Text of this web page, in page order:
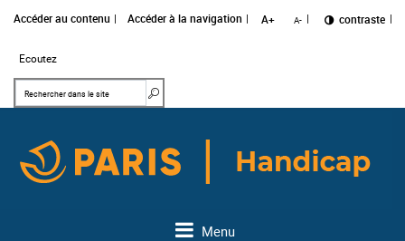
Accéder au contenu Accéder à la navigation A+ A- Changer le
contraste
Ecoutez
Mots clés
Menu